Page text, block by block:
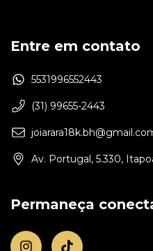
Entre em contato
5531996552443
(31) 99655-2443
Av. Portugal, 5.330,
Permaneça